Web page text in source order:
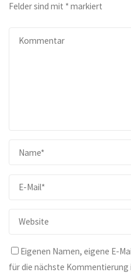
Felder sind mit *markiert
Eigenen Namen, eigene E-
für die nächste Kommentierung